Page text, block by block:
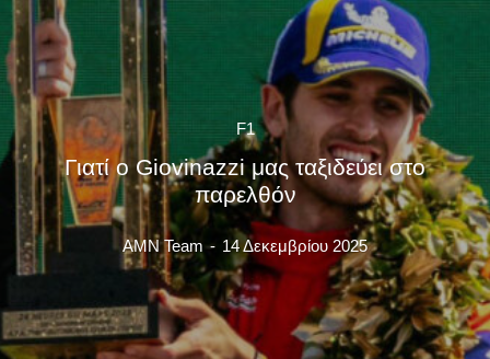
F1
Γιατί ο Giovinazzi μας ταξιδεύει στο
παρελθόν
AMN Team - 14 Δεκεμβρίου 2025